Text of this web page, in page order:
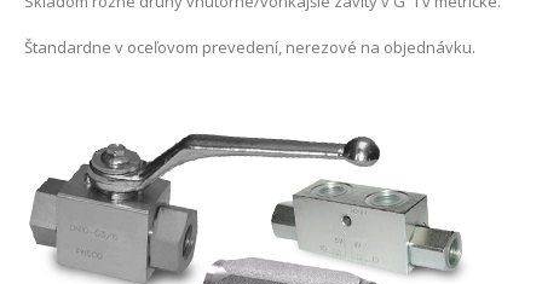
Štandardne v oceľovom prevedení, nerezové na objednávku.